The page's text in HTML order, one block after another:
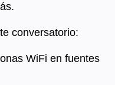
conversatorio:
WiFi en fuentes